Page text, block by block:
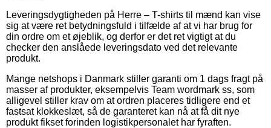
Leveringsdygtigheden på Herre – T-shirts til mænd kan vise
sig at være ret betydningsfuld i tilfælde af at vi har brug for
din ordre om et øjeblik, og derfor er det ret vigtigt at du
checker den anslåede leveringsdato ved det relevante
produkt.
Mange netshops i Danmark stiller garanti om 1 dags fragt på
masser af produkter, eksempelvis Team wordmark ss, som
alligevel stiller krav om at ordren placeres tidligere end et
fastsat klokkeslæt, så de garanteret kan nå at få dit nye
produkt fikset forinden logistikpersonalet har fyraften.